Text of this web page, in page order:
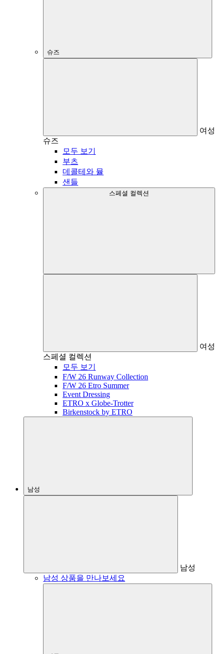
슈즈
여성
슈즈
모두 보기
부츠
데콜테와 뮬
샌들
스페셜 컬렉션
여성
스페셜 컬렉션
모두 보기
F/W 26 Runway Collection
F/W 26 Etro Summer
Event Dressing
ETRO x Globe-Trotter
Birkenstock by ETRO
남성
남성
남성 상품을 만나보세요